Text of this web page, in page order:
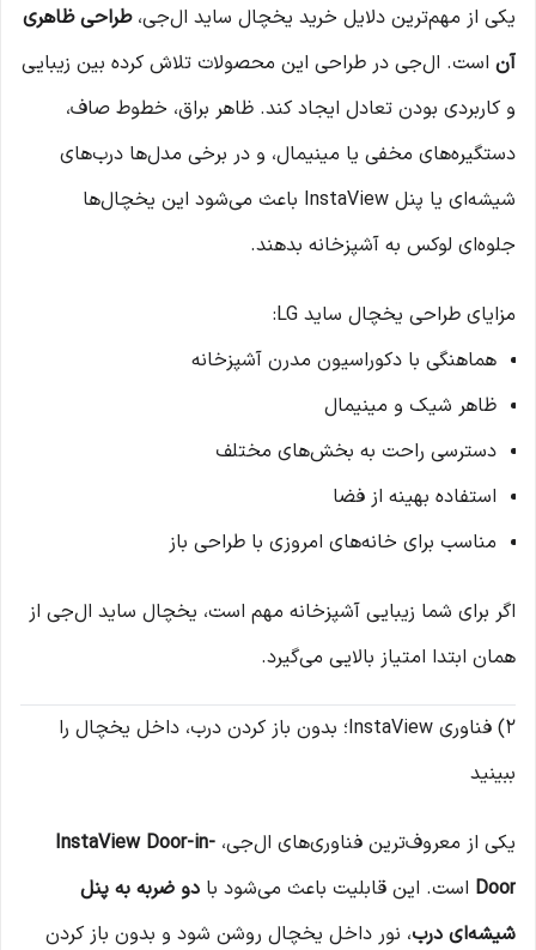
یکی از مهم‌ترین دلایل خرید یخچال ساید ال‌جی،طراحی ظاهری
آن است. ال‌جی در طراحی این محصولات تلاش کرده بین زیبایی
و کاربردی بودن تعادل ایجاد کند. ظاهر براق، خطوط صاف،
دستگیره‌های مخفی یا مینیمال، و در برخی مدل‌ها درب‌های
شیشه‌ای یا پنل InstaView باعث می‌شود این یخچال‌ها
جلوه‌ای لوکس به آشپزخانه بدهند.
مزایای طراحی یخچال ساید LG:
هماهنگی با دکوراسیون مدرن آشپزخانه
ظاهر شیک و مینیمال
دسترسی راحت به بخش‌های مختلف
استفاده بهینه از فضا
مناسب برای خانه‌های امروزی با طراحی باز
اگر برای شما زیبایی آشپزخانه مهم است، یخچال ساید ال‌جی از
همان ابتدا امتیاز بالایی می‌گیرد.
2) فناوری InstaView؛ بدون باز کردن درب، داخل یخچال را
ببینید
یکی از معروف‌ترین فناوری‌های ال‌جی، InstaView Door-in-
Door است. این قابلیت باعث می‌شود با دو ضربه به پنل
شیشه‌ای درب، نور داخل یخچال روشن شود و بدون باز کردن